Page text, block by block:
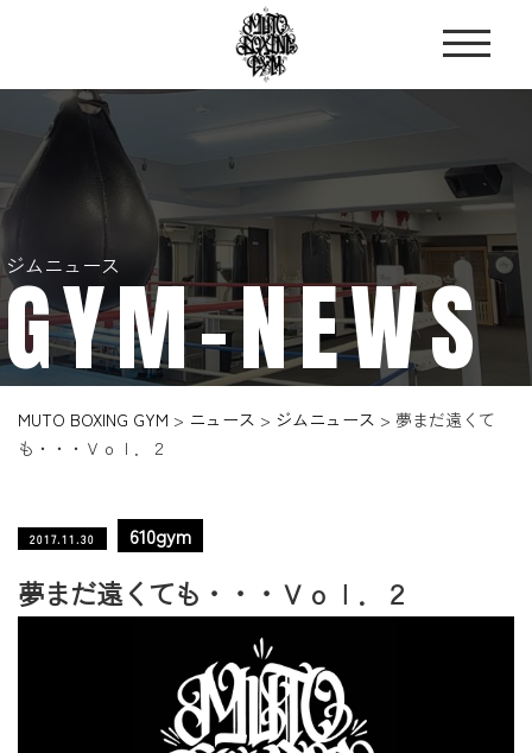
ジムニュース
GYM-NEWS
MUTO BOXING GYM > ニュース > ジムニュース > 夢まだ遠くて
も・・・Ｖｏｌ．２
2017.11.30 610gym
夢まだ遠くても・・・Ｖｏｌ．２